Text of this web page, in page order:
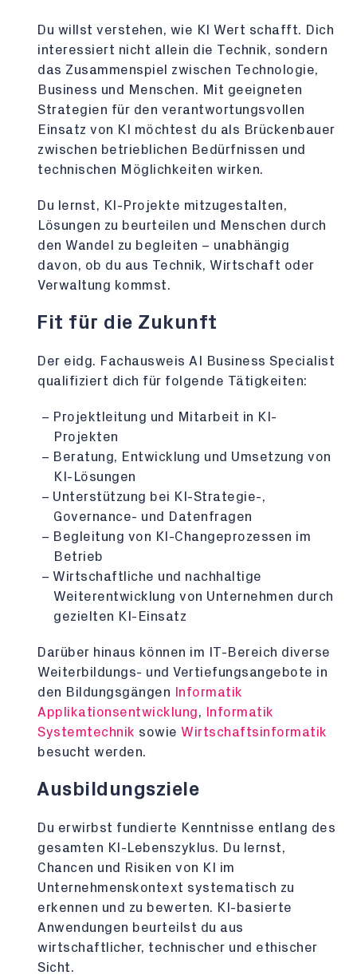
Du willst verstehen, wie KI Wert schafft. Dich
interessiert nicht allein die Technik, sondern
das Zusammenspiel zwischen Technologie,
Business und Menschen. Mit geeigneten
Strategien für den verantwortungsvollen
Einsatz von KI möchtest du als Brückenbauer
zwischen betrieblichen Bedürfnissen und
technischen Möglichkeiten wirken.
Du lernst, KI-Projekte mitzugestalten,
Lösungen zu beurteilen und Menschen durch
den Wandel zu begleiten – unabhängig
davon, ob du aus Technik, Wirtschaft oder
Verwaltung kommst.
Fit für die Zukunft
Der eidg. Fachausweis AI Business Specialist
qualifiziert dich für folgende Tätigkeiten:
Projektleitung und Mitarbeit in KI-
Projekten
Beratung, Entwicklung und Umsetzung von
KI-Lösungen
Unterstützung bei KI-Strategie-,
Governance- und Datenfragen
Begleitung von KI-Changeprozessen im
Betrieb
Wirtschaftliche und nachhaltige
Weiterentwicklung von Unternehmen durch
gezielten KI-Einsatz
Darüber hinaus können im IT-Bereich diverse
Weiterbildungs- und Vertiefungsangebote in
den Bildungsgängen
Informatik
Applikationsentwicklung, Informatik
Systemtechnik sowie Wirtschaftsinformatik
besucht werden.
Ausbildungsziele
Du erwirbst fundierte Kenntnisse entlang des
gesamten KI-Lebenszyklus. Du lernst,
Chancen und Risiken von KI im
Unternehmenskontext systematisch zu
erkennen und zu bewerten. KI-basierte
Anwendungen beurteilst du aus
wirtschaftlicher, technischer und ethischer
Sicht.